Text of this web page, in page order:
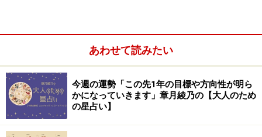
やぎ座（12月22日～1月19日生まれ）
みずがめ座（1月20日～2月18日生まれ）
うお座（2月19日～3月20日生まれ）
あわせて読みたい
今週の運勢「この先1年の目標や方向性が明ら
かになっていきます」章月綾乃の【大人のため
の星占い】